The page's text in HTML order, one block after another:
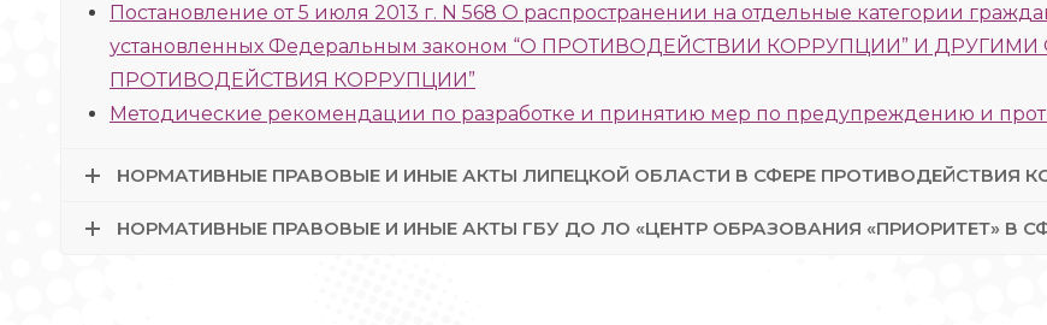
Постановление от 5 июля 2013 г. N 568 О распространении на отдельные категории
установленных Федеральным законом “О ПРОТИВОДЕЙСТВИИ КОРРУПЦИИ” И
ПРОТИВОДЕЙСТВИЯ КОРРУПЦИИ”
Методические рекомендации по разработке и принятию мер по предупреждению и
НОРМАТИВНЫЕ ПРАВОВЫЕ И ИНЫЕ АКТЫ ЛИПЕЦКОЙ ОБЛАСТИ В СФЕРЕ ПРОТИВОДЕЙСТВИЯ
НОРМАТИВНЫЕ ПРАВОВЫЕ И ИНЫЕ АКТЫ ГБУ ДО ЛО «ЦЕНТР ОБРАЗОВАНИЯ «ПРИОРИТЕТ» В